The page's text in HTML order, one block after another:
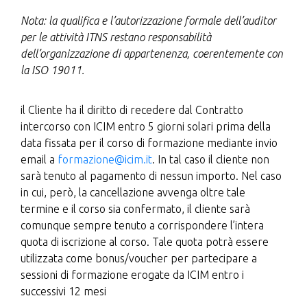
Nota: la qualifica e l’autorizzazione formale dell’auditor
per le attività ITNS restano responsabilità
dell’organizzazione di appartenenza, coerentemente con
la ISO 19011.
il Cliente ha il diritto di recedere dal Contratto
intercorso con ICIM entro 5 giorni solari prima della
data fissata per il corso di formazione mediante invio
email a formazione@icim.it . In tal caso il cliente non
sarà tenuto al pagamento di nessun importo. Nel caso
in cui, però, la cancellazione avvenga oltre tale
termine e il corso sia confermato, il cliente sarà
comunque sempre tenuto a corrispondere l’intera
quota di iscrizione al corso. Tale quota potrà essere
utilizzata come bonus/voucher per partecipare a
sessioni di formazione erogate da ICIM entro i
successivi 12 mesi